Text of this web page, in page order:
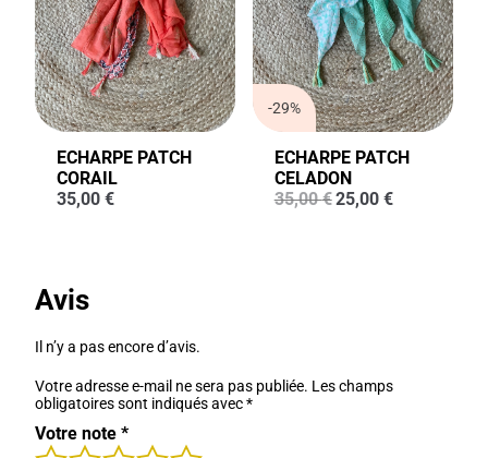
ECHARPE PATCH
CORAIL
35,00 €
-29%
ECHARPE PATCH
CELADON
35,00€Le
25,00 €Le
Avis
Il n’y a pas encore d’avis.
Votre adresse e-mail ne sera pas publiée. Les champs
obligatoires sont indiqués avec*
Votre note *